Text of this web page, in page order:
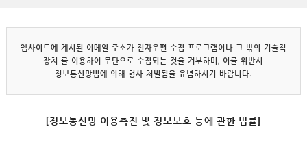
웹사이트에 게시된 이메일 주소가 전자우편 수집 프로그램이나 그 밖의 기술적
장치 를 이용하여 무단으로 수집되는 것을 거부하며, 이를 위반시
정보통신망법에 의해 형사 처벌됨을 유념하시기 바랍니다.
[정보통신망 이용촉진 및 정보보호 등에 관한 법률]
MYPAGE